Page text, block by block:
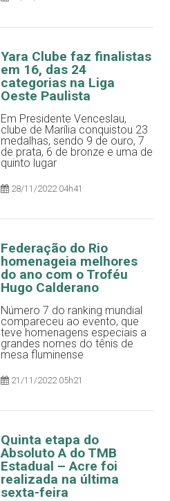
Yara Clube faz finalistas
em 16, das 24
categorias na Liga
Oeste Paulista
Em Presidente Venceslau,
clube de Marília conquistou 23
medalhas, sendo 9 de ouro, 7
de prata, 6 de bronze e uma de
quinto lugar
28/11/2022 04h41
Federação do Rio
homenageia melhores
do ano com o Troféu
Hugo Calderano
Número 7 do ranking mundial
compareceu ao evento, que
teve homenagens especiais a
grandes nomes do tênis de
mesa fluminense
21/11/2022 05h21
Quinta etapa do
Absoluto A do TMB
Estadual – Acre foi
realizada na última
sexta-feira